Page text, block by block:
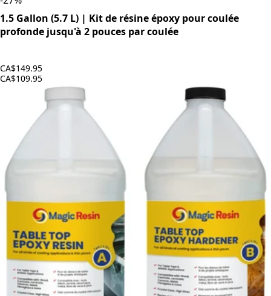
1.5 Gallon (5.7 L) | Kit de résine époxy pour coulée
profonde jusqu'à 2 pouces par coulée
CA$149.95
CA$109.95